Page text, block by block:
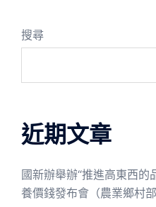
搜尋
近期文章
國新辦舉辦“推進高東西的
養價錢發布會（農業鄉村